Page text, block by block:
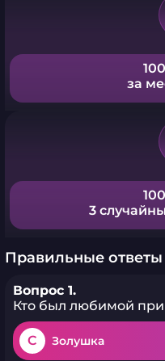
за
3
Правильные ответы
Вопрос 1.
Кто был любимой
C Золушка